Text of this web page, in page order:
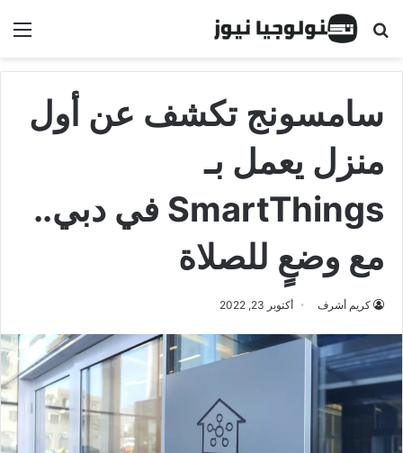
البحث عن
سامسونج تكشف عن أول
منزل يعمل بـ
SmartThings في دبي..
مع وضعٍ للصلاة
كريم أشرف أكتوبر 23, 2022